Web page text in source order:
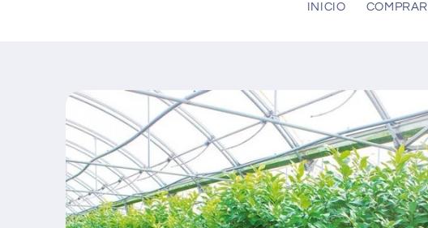
INICIO COMPRAR
directamente
a la
información
del producto